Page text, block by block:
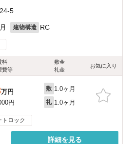
5
建物構造 RC
料
費等
敷金
礼金
お気に入り
万円
円
敷 1.0ヶ月
礼 1.0ヶ月
トロック
詳細を見る